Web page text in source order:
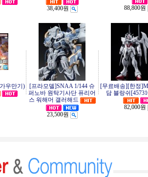
38,400원
88,800원
우만기)
[프라모델]SNAA 1/144 슈
퍼노바 원탁기사단 퓨리어
스 워해머 갤러해드
23,500원
[무료배송][한정
담 블랑쉬
82,000원